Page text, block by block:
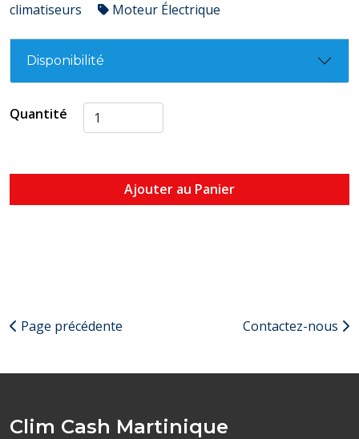
climatiseurs
Moteur Électrique
Disponibilité
Quantité
Ajouter au Panier
Page précédente Contactez-nous
Clim Cash Martinique